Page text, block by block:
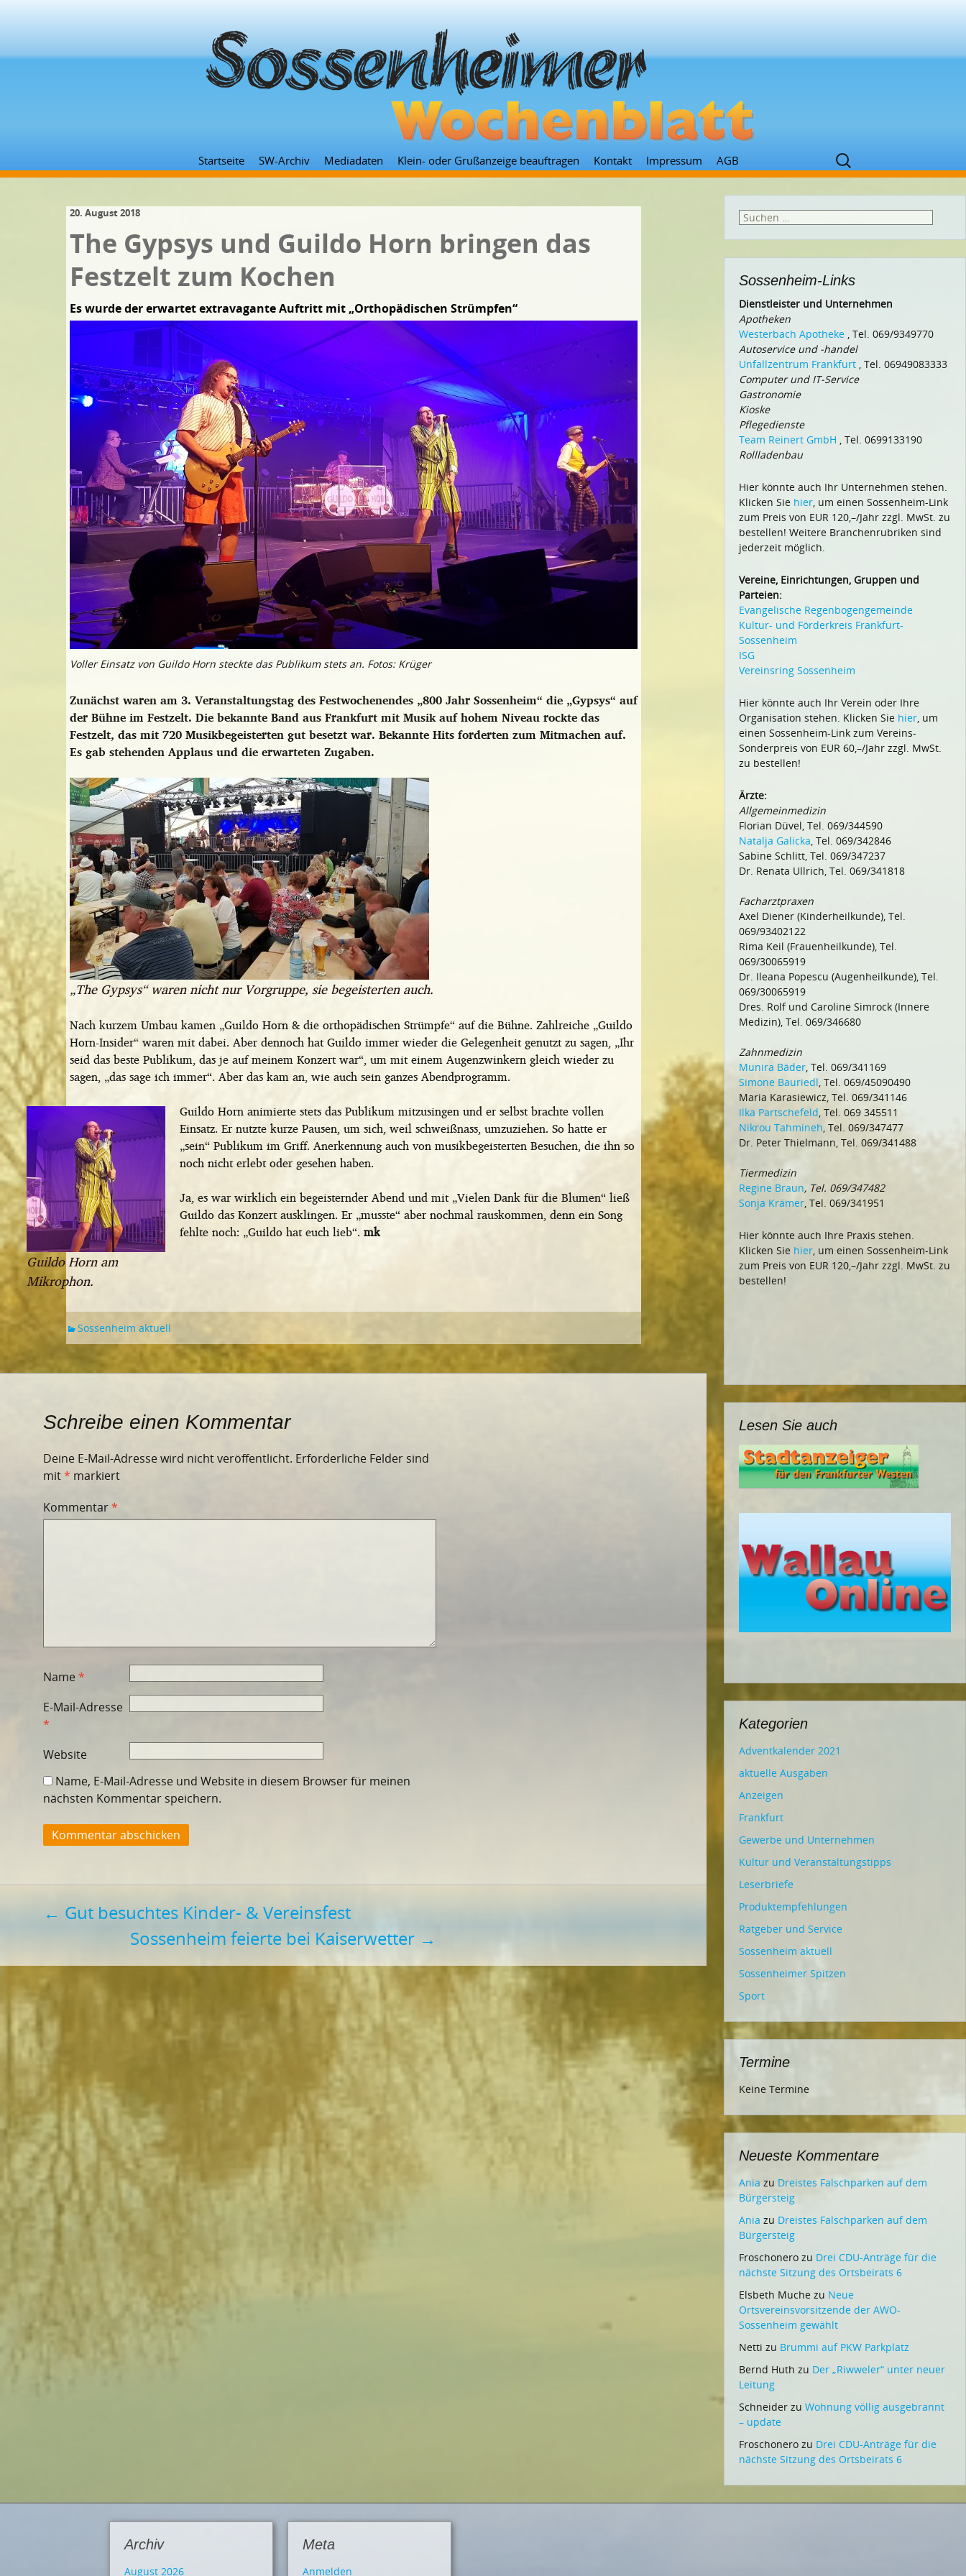
Zum
Inhalt
Startseite SW-Archiv Mediadaten Klein- oder Grußanzeige beauftragen Kontakt Impressum AGB
Suchen
nach:
20. August 2018
The Gypsys und Guildo Horn bringen das
Festzelt zum Kochen
Es wurde der erwartet extravagante Auftritt mit „Orthopädischen Strümpfen“
Voller Einsatz von Guildo Horn steckte das Publikum stets an. Fotos: Krüger
Zunächst waren am 3. Veranstaltungstag des Festwochenendes „800 Jahr Sossenheim“ die „Gypsys“ auf
der Bühne im Festzelt. Die bekannte Band aus Frankfurt mit Musik auf hohem Niveau rockte das
Festzelt, das mit 720 Musikbegeisterten gut besetzt war. Bekannte Hitsforderten zum Mitmachen auf.
Es gab stehenden Applaus und die erwarteten Zugaben.
„The Gypsys“ waren nicht nur Vorgruppe, sie begeisterten auch.
Nach kurzem Umbau kamen „Guildo Horn & die orthopädischen Strümpfe“ auf die Bühne. Zahlreiche „Guildo
Horn-Insider“ waren mit dabei. Aber dennoch hat Guildo immer wieder die Gelegenheit genutzt zu sagen, „Ihr
seid das beste Publikum, das je auf meinem Konzert war“, um mit einem Augenzwinkern gleich wieder zu
sagen, „das sage ich immer“. Aber das kam an, wie auch sein ganzes Abendprogramm.
Guildo Horn am
Mikrophon.
Guildo Horn animierte stets das Publikum mitzusingen und er selbst brachte vollen
Einsatz. Er nutzte kurze Pausen, um sich, weil schweißnass, umzuziehen. So hatte er
„sein“ Publikum im Griff. Anerkennung auch von musikbegeisterten Besuchen, die ihn so
noch nicht erlebt oder gesehen haben.
Ja, es war wirklich ein begeisternder Abend und mit „Vielen Dank für die Blumen“ ließ
Guildo das Konzert ausklingen. Er „musste“ aber nochmal rauskommen, denn ein Song
fehlte noch: „Guildo hat euch lieb“. mk
Sossenheim aktuell
Schreibe einen Kommentar
Deine E-Mail-Adresse wird nicht veröffentlicht. Erforderliche Felder sind
mit* markiert
Kommentar*
Name*
E-Mail-Adresse
*
Website
Name, E-Mail-Adresse und Website in diesem Browser für meinen
nächsten Kommentar speichern.
Beitragsnavigation
← Gut besuchtes Kinder- & Vereinsfest
Sossenheim feierte bei Kaiserwetter →
Suchen
Sossenheim-Links
Dienstleister und Unternehmen
Apotheken
Westerbach Apotheke , Tel. 069/9349770
Autoservice und -handel
Unfallzentrum Frankfurt , Tel. 06949083333
Computer und IT-Service
Gastronomie
Kioske
Pflegedienste
Team Reinert GmbH , Tel. 0699133190
Rollladenbau
Hier könnte auch Ihr Unternehmen stehen.
Klicken Sie hier, um einen Sossenheim-Link
zum Preis von EUR 120,–/Jahr zzgl. MwSt. zu
bestellen! Weitere Branchenrubriken sind
jederzeit möglich.
Vereine, Einrichtungen, Gruppen und
Parteien:
Evangelische Regenbogengemeinde
Kultur- und Förderkreis Frankfurt-
Sossenheim
ISG
Vereinsring Sossenheim
Hier könnte auch Ihr Verein oder Ihre
Organisation stehen. Klicken Sie hier, um
einen Sossenheim-Link zum Vereins-
Sonderpreis von EUR 60,–/Jahr zzgl. MwSt.
zu bestellen!
Ärzte:
Allgemeinmedizin
Florian Düvel, Tel. 069/344590
Natalja Galicka, Tel. 069/342846
Sabine Schlitt, Tel. 069/347237
Dr. Renata Ullrich, Tel. 069/341818
Facharztpraxen
Axel Diener (Kinderheilkunde), Tel.
069/93402122
Rima Keil (Frauenheilkunde), Tel.
069/30065919
Dr. Ileana Popescu (Augenheilkunde), Tel.
069/30065919
Dres. Rolf und Caroline Simrock (Innere
Medizin), Tel. 069/346680
Zahnmedizin
Munira Bäder, Tel. 069/341169
Simone Bauriedl, Tel. 069/45090490
Maria Karasiewicz, Tel. 069/341146
Ilka Partschefeld, Tel. 069 345511
Nikrou Tahmineh, Tel. 069/347477
Dr. Peter Thielmann, Tel. 069/341488
Tiermedizin
Regine Braun, Tel. 069/347482
Sonja Krämer, Tel. 069/341951
Hier könnte auch Ihre Praxis stehen.
Klicken Sie hier, um einen Sossenheim-Link
zum Preis von EUR 120,–/Jahr zzgl. MwSt. zu
bestellen!
Lesen Sie auch
Kategorien
Adventkalender 2021
aktuelle Ausgaben
Anzeigen
Frankfurt
Gewerbe und Unternehmen
Kultur und Veranstaltungstipps
Leserbriefe
Produktempfehlungen
Ratgeber und Service
Sossenheim aktuell
Sossenheimer Spitzen
Sport
Termine
Keine Termine
Neueste Kommentare
Ania zu Dreistes Falschparken auf dem
Bürgersteig
Ania zu Dreistes Falschparken auf dem
Bürgersteig
Froschonero zu Drei CDU-Anträge für die
nächste Sitzung des Ortsbeirats 6
Elsbeth Muche zu Neue
Ortsvereinsvorsitzende der AWO-
Sossenheim gewählt
Netti zu Brummi auf PKW Parkplatz
Bernd Huth zu Der „Riwweler“ unter neuer
Leitung
Schneider zuWohnung völlig ausgebrannt
– update
Froschonero zu Drei CDU-Anträge für die
nächste Sitzung des Ortsbeirats 6
Archiv
August 2026
Meta
Anmelden